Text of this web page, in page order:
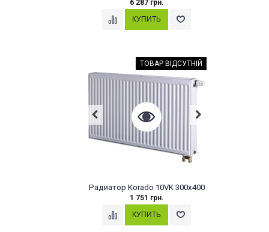
6 287 грн.
ТОВАР ВІДСУТНІЙ
Радиатор Korado 10VK 300x400
1 751 грн.